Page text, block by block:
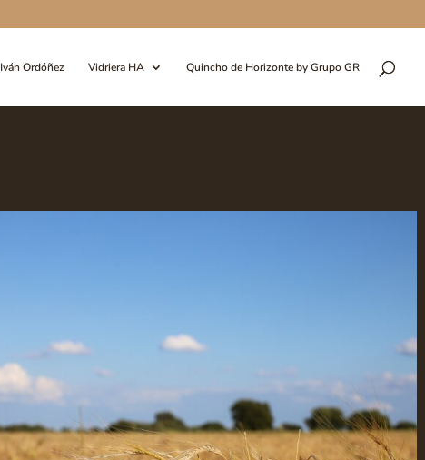
Iván Ordóñez Vidriera HA Quincho de Horizonte by Grupo GR